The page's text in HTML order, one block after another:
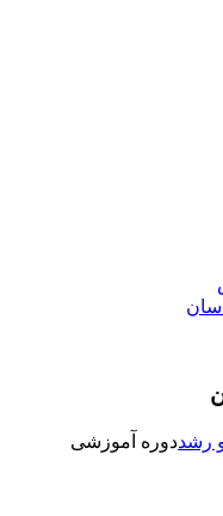
رشددوره آموزشی